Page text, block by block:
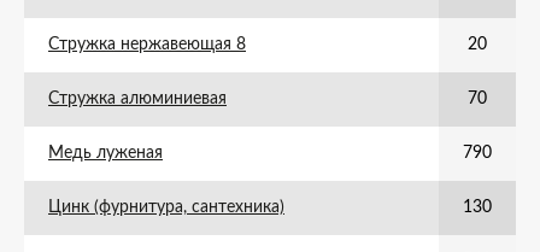
Стружка нержавеющая 8 20
Стружка алюминиевая 70
Медь луженая 790
Цинк (фурнитура, сантехника) 130